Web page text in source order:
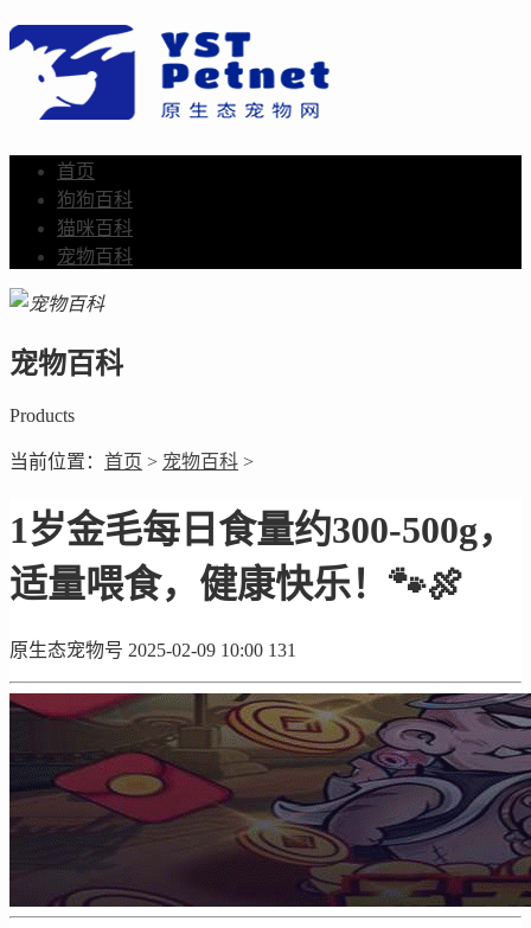
首页
狗狗百科
猫咪百科
宠物百科
宠物百科
Products
当前位置： 首页 > 宠物百科 >
1岁金毛每日食量约300-500g，
适量喂食，健康快乐！🐾🍖
原生态宠物号 2025-02-09 10:00 131